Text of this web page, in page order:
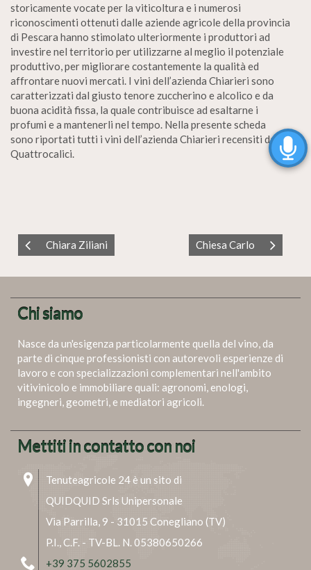
storicamente vocate per la viticoltura e i numerosi
riconoscimenti ottenuti dalle aziende agricole della provincia
di Pescara hanno stimolato ulteriormente i produttori ad
investire nel territorio per utilizzarne al meglio il potenziale
produttivo, per migliorare costantemente la qualità ed
affrontare nuovi mercati. I vini dell’azienda Chiarieri sono
caratterizzati dal giusto tenore zuccherino e alcolico e da
buona acidità fissa, la quale contribuisce ad esaltarne i
profumi e a mantenerli nel tempo. Nella presente scheda
sono riportati tutti i vini dell’azienda Chiarieri recensiti da
Quattrocalici.
Chiara Ziliani Chiesa Carlo
Chi siamo
Nasce da un'esigenza particolarmente quella del vino, da
parte di cinque professionisti con autorevoli esperienze di
lavoro e con specializzazioni complementari nell'ambito
vitivinicolo e immobiliare quali: agronomi, enologi,
ingegneri, geometri, e mediatori agricoli.
Mettiti in contatto con noi
Tenuteagricole 24 è un sito di
QUIDQUID Srls Unipersonale
Via Parrilla, 9 - 31015 Conegliano (TV)
P.I., C.F. - TV-BL. N. 05380650266
+39 375 5602855